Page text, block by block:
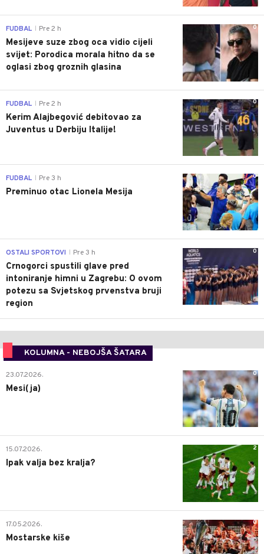
0
FUDBAL Pre 2 h
Mesijeve suze zbog oca vidio cijeli
svijet: Porodica morala hitno da se
oglasi zbog groznih glasina
0
FUDBAL Pre 2 h
Kerim Alajbegović debitovao za
Juventus u Derbiju Italije!
0
FUDBAL Pre 3 h
Preminuo otac Lionela Mesija
0
OSTALI SPORTOVI Pre 3 h
Crnogorci spustili glave pred
intoniranje himni u Zagrebu: O ovom
potezu sa Svjetskog prvenstva bruji
region
KOLUMNA - NEBOJŠA ŠATARA
0
23.07.2026.
Mesi(ja)
2
15.07.2026.
Ipak valja bez kralja?
0
17.05.2026.
Mostarske kiše